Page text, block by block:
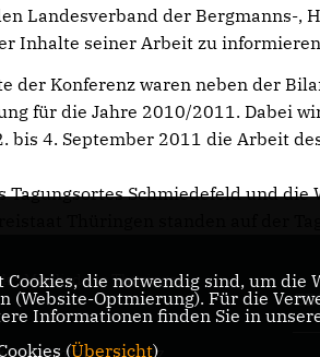
Landesverband der Bergmanns-
Inhalte seiner Arbeit zu
der Konferenz waren neben der
für die Jahre 2010/2011. Dabei
bis 4. September 2011 die Arbeit
Tagungsortes Schmiedefeld und
- Mitglied des Thüringer
Cookies, die notwendig sind, um
(Website-Optmierung). Für die
Informationen finden Sie in
(Übersicht)